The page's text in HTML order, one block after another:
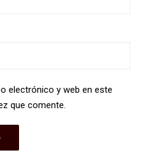
electrónico y web en este
que comente.